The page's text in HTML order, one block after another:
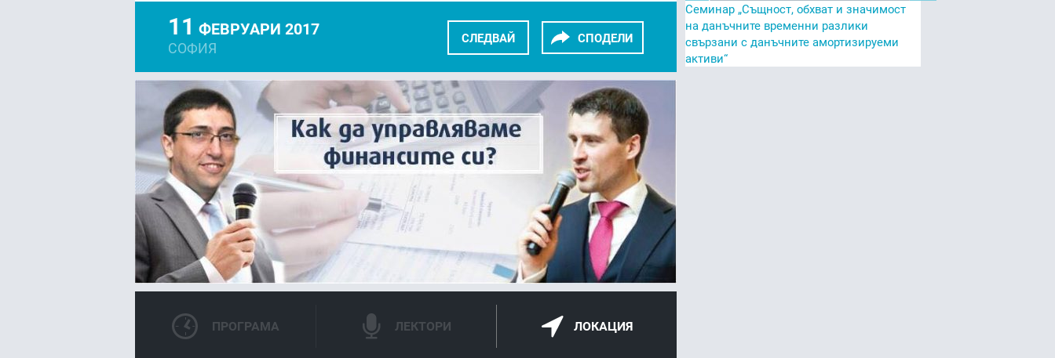
СЛЕДВАЙ СПОДЕЛИ
11 ФЕВРУАРИ 2017
СОФИЯ
FACEBOOK LINKEDIN TWITTER GOOGLE+
ПРОГРАМА ЛЕКТОРИ ЛОКАЦИЯ
Семинар „Същност, обхват и значимост
на данъчните временни разлики
свързани с данъчните амортизируеми
активи“